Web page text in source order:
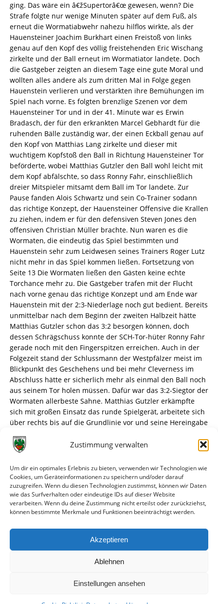
Zustimmung verwalten
Um dir ein optimales Erlebnis zu bieten, verwenden wir Technologien wie
Cookies, um Geräteinformationen zu speichern und/oder darauf
zuzugreifen. Wenn du diesen Technologien zustimmst, können wir Daten
wie das Surfverhalten oder eindeutige IDs auf dieser Website
verarbeiten. Wenn du deine Zustimmung nicht erteilst oder zurückziehst,
können bestimmte Merkmale und Funktionen beeinträchtigt werden.
Akzeptieren
Ablehnen
Einstellungen ansehen
ging. Das wäre ein â€žSupertorâ€œ gewesen, wenn? Die
Strafe folgte nur wenige Minuten später auf dem Fuß, als
erneut die Wormatiabwehr nahezu hilflos wirkte, als der
Hauensteiner Joachim Burkhart einen Freistoß von links
genau auf den Kopf des völlig freistehenden Eric Wischang
zirkelte und der Ball erneut im Wormatiator landete. Doch
die Gastgeber zeigten an diesem Tage eine gute Moral und
wollten alles andere als zum dritten Mal in Folge gegen
Hauenstein verlieren und verstärkten ihre Bemühungen im
Spiel nach vorne. Es folgten brenzlige Szenen vor dem
Hauensteiner Tor und in der 41. Minute war es Erwin
Bradasch, der für den erkrankten Marcel Gebhardt für die
ruhenden Bälle zuständig war, der einen Eckball genau auf
den Kopf von Matthias Lang zirkelte und dieser mit
wuchtigem Kopfstoß den Ball in Richtung Hauensteiner Tor
beförderte, wobei Matthias Gutzler den Ball wohl leicht mit
dem Kopf abfälschte, so dass Ronny Fahr, einschließlich
dreier Mitspieler mitsamt dem Ball im Tor landete. Zur
Pause fanden Alois Schwartz und sein Co-Trainer sodann
das richtige Konzept, der Hauensteiner Offensive die Krallen
zu ziehen, indem er für den defensiven Steven Jones den
offensiven Christian Müller brachte. Nun waren es die
Wormaten, die eindeutig das Spiel bestimmten und
Hauenstein sehr zum Leidwesen seines Trainers Roger Lutz
nicht mehr in das Spiel kommen ließen. Fortsetzung von
Seite 13 Die Wormaten ließen den Gästen keine echte
Torchance mehr zu. Die Gastgeber trafen mit der Flucht
nach vorne genau das richtige Konzept und am Ende war
Hauenstein mit der 2:3-Niederlage noch gut bedient. Bereits
unmittelbar nach dem Beginn der zweiten Halbzeit hätte
Matthias Gutzler schon das 3:2 besorgen können, doch
dessen Schrägschuss konnte der SCH-Tor-hüter Ronny Fahr
gerade noch mit den Fingerspitzen erreichen. Auch in der
Folgezeit stand der Schlussmann der Westpfälzer meist im
Blickpunkt des Geschehens und bei mehr Cleverness im
Abschluss hätte er sicherlich mehr als einmal den Ball noch
aus seinem Tor holen müssen. Dafür war das 3:2-Siegtor der
Wormaten allerbeste Sahne. Matthias Gutzler erkämpfte
sich mit großen Einsatz das runde Spielgerät, arbeitete sich
über rechts bis auf die Grundlinie vor und seine Hereingabe
Müller mit Vehemenz zum 3:2-Siegtor ein. Letztlich
aufgrund der zweiten Halbzeit ein verdienter Wormatiasieg
mit â€žKöpfchenâ€œ in jeglicher Beziehung, der sogar
höher hätte ausfallen können, das erkannte auch der
Gästetrainer Roger Lutz an, dessen Mannschaft aufgrund
der Umstellung im Wormatiaspiel nicht mehr in das Spiel
fand. Es spielten für den VfR Wormatia: Sven Jenner (Tor),
Rainer Hauck, Matthias Lang, Jan Kießling, Björn Miehe,
Steven Jones (46. Christian Müller), Sebastian Hartung, Erwin
Bradasch (86. Volker Berg), Mario Cuc, Mat– thias Gutzler (75.
Sebastian Glasner), Stefan Ertl. Fotos/Text: Klaus Diehl